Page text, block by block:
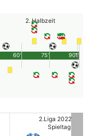
2. Halbzeit
90'
60' 75' 1'
2.Liga 2022/2023
Spieltag 33